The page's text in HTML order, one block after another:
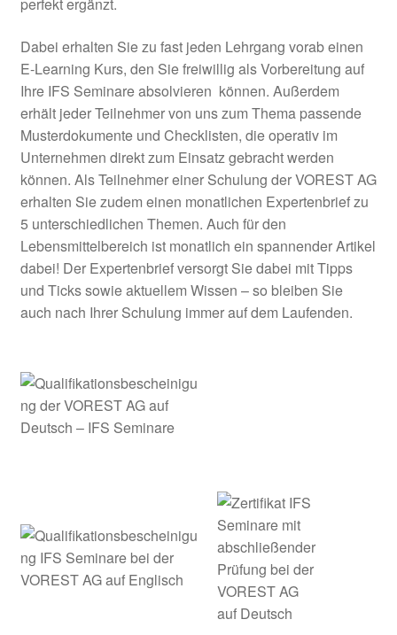
perfekt ergänzt.
Dabei erhalten Sie zu fast jeden Lehrgang vorab einen
E-Learning Kurs, den Sie freiwillig als Vorbereitung auf
Ihre IFS Seminare absolvieren können. Außerdem
erhält jeder Teilnehmer von uns zum Thema passende
Musterdokumente und Checklisten, die operativ im
Unternehmen direkt zum Einsatz gebracht werden
können. Als Teilnehmer einer Schulung der VOREST AG
erhalten Sie zudem einen monatlichen Expertenbrief zu
5 unterschiedlichen Themen. Auch für den
Lebensmittelbereich ist monatlich ein spannender Artikel
dabei! Der Expertenbrief versorgt Sie dabei mit Tipps
und Ticks sowie aktuellem Wissen – so bleiben Sie
auch nach Ihrer Schulung immer auf dem Laufenden.